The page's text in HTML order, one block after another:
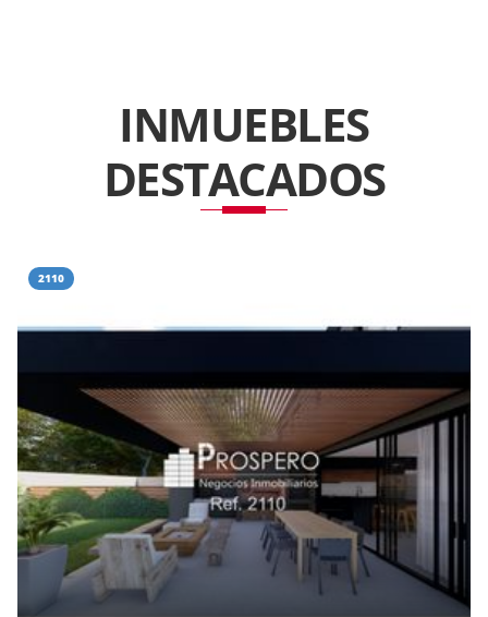
INMUEBLES
DESTACADOS
2110